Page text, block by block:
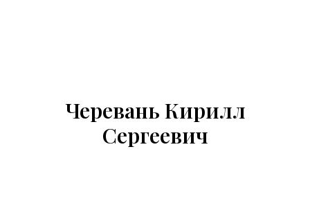
Черевань Кирилл
Сергеевич